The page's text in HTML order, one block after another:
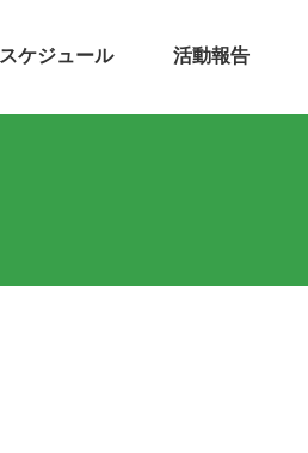
スケジュール 活動報告